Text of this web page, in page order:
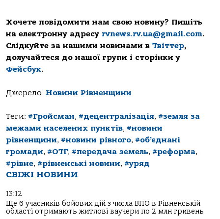
Хочете повідомити нам свою новину? Пишіть
на електронну адресу rvnews.rv.ua@gmail.com.
Слідкуйте за нашими новинами в Твіттер,
долучайтеся до нашої групи і сторінки у
Фейсбук.
Джерело: Новини Рівненщини
Теги: #Гройсман, #децентралізація, #земля за
межами населених пунктів, #новини
рівненщини, #новини рівного, #об’єднані
громади, #ОТГ, #передача земель, #реформа,
#рівне, #рівненські новини, #уряд
СВІЖІ НОВИНИ
13:12
Ще 6 учасників бойових дій з числа ВПО в Рівненській
області отримають житлові ваучери по 2 млн гривень